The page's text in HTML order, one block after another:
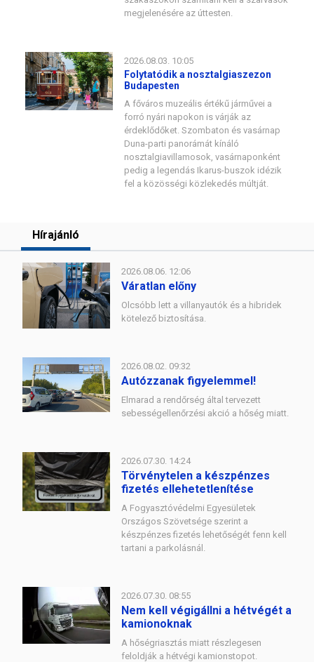
megjelenésére az úttesten.
2026.08.03. 10:05
Folytatódik a nosztalgiaszezon
Budapesten
A főváros muzeális értékű járművei a
forró nyári napokon is várják az
érdeklődőket. Szombaton és vasárnap
Duna-parti panorámát kínáló
nosztalgiavillamosok, vasárnaponként
pedig a legendás Ikarus-buszok idézik
fel a közösségi közlekedés múltját.
Hírajánló
2026.08.06. 12:06
Váratlan előny
Olcsóbb lett a villanyautók és a hibridek
kötelező biztosítása.
2026.08.02. 09:32
Autózzanak figyelemmel!
Elmarad a rendőrség által tervezett
sebességellenőrzési akció a hőség miatt.
2026.07.30. 14:24
Törvénytelen a készpénzes
fizetés ellehetetlenítése
A Fogyasztóvédelmi Egyesületek
Országos Szövetsége szerint a
készpénzes fizetés lehetőségét fenn kell
tartani a parkolásnál.
2026.07.30. 08:55
Nem kell végigállni a hétvégét a
kamionoknak
A hőségriasztás miatt részlegesen
feloldják a hétvégi kamionstopot.